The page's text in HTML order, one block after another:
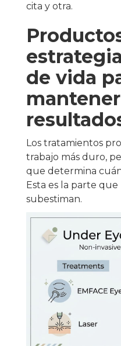
cita y otra.
de vida
Los tratamientos
trabajo más duro,
que determina
Esta es la parte
subestiman.